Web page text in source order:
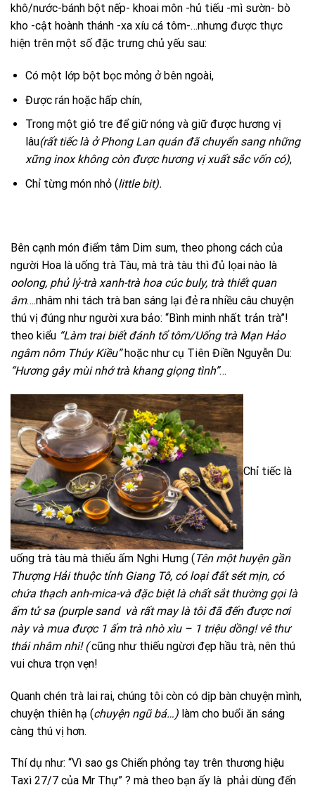
khô/nước-bánh bột nếp- khoai môn -hủ tiếu -mì sườn- bò
kho -cật hoành thánh -xa xíu cá tôm-…nhưng được thực
hiện trên một số đặc trưng chủ yếu sau:
Có một lớp bột bọc mỏng ở bên ngoài,
Được rán hoặc hấp chín,
Trong một giỏ tre để giữ nóng và giữ được hương vị
lâu(rất tiếc là ở Phong Lan quán đã chuyển sang những
xững inox không còn được hương vị xuất sắc vốn có),
Chỉ từng món nhỏ (little bit).
Bên cạnh món điểm tâm Dim sum, theo phong cách của
người Hoa là uống trà Tàu, mà trà tàu thì đủ lọai nào là
oolong, phủ lỷ-trà xanh-trà hoa cúc buly, trà thiết quan
âm….nhâm nhi tách trà ban sáng lại đẻ ra nhiều câu chuyện
thú vị đúng như người xưa bảo: “Bình minh nhất trản trà”!
theo kiểu “Làm trai biết đánh tổ tôm/Uống trà Mạn Hảo
ngâm nôm Thúy Kiều”hoặc như cụ Tiên Điền Nguyễn Du:
“Hương gây mùi nhớ trà khang giọng tình”…
Chỉ tiếc là
uống trà tàu mà thiếu ấm Nghi Hưng (Tên một huyện gần
Thượng Hải thuộc tỉnh Giang Tô, có loại đất sét mịn, có
chứa thạch anh-mica-và đặc biệt là chất sắt thường gọi là
ấm tử sa (purple sand và rất may là tôi đã đến được nơi
này và mua được 1 ấm trà nhò xìu – 1 triệu dồng! vê thư
thái nhâm nhi! (cũng như thiếu ngừơi đẹp hầu trà, nên thú
vui chưa trọn vẹn!
Quanh chén trà lai rai, chúng tôi còn có dịp bàn chuyện mình,
chuyện thiên hạ (chuyện ngũ bá…) làm cho buổi ăn sáng
càng thú vị hơn.
Thí dụ như: “Vì sao gs Chiến phỏng tay trên thương hiệu
Taxì 27/7 của Mr Thự” ? mà theo bạn ấy là phải dùng đến